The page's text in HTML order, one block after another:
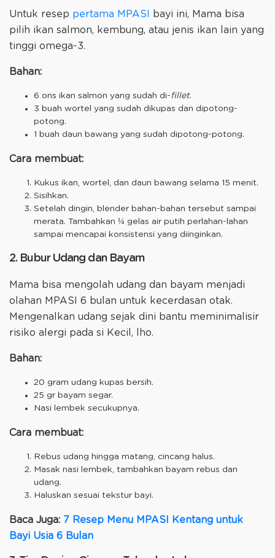
Untuk resep pertama MPASI
bayi ini, Mama bisa
pilih ikan salmon, kembung, atau jenis ikan lain yang
tinggi omega-3.
Bahan:
6 ons ikan salmon yang sudah di- fillet.
3 buah wortel yang sudah dikupas dan dipotong-
potong.
1 buah daun bawang yang sudah dipotong-potong.
Cara membuat:
Kukus ikan, wortel, dan daun bawang selama 15 menit.
Sisihkan.
Setelah dingin, blender bahan-bahan tersebut sampai
merata. Tambahkan ¼ gelas air putih perlahan-lahan
sampai mencapai konsistensi yang diinginkan.
2. Bubur Udang dan Bayam
Mama bisa mengolah udang dan bayam menjadi
olahan MPASI 6 bulan untuk kecerdasan otak.
Mengenalkan udang sejak dini bantu meminimalisir
risiko alergi pada si Kecil, lho.
Bahan:
20 gram udang kupas bersih.
25 gr bayam segar.
Nasi lembek secukupnya.
Cara membuat:
Rebus udang hingga matang, cincang halus.
Masak nasi lembek, tambahkan bayam rebus dan
udang.
Haluskan sesuai tekstur bayi.
Baca Juga: 7 Resep Menu MPASI Kentang untuk
Bayi Usia 6 Bulan